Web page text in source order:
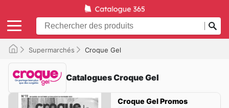
Supermarchés Croque Gel
Catalogues Croque Gel
Croque Gel Promos